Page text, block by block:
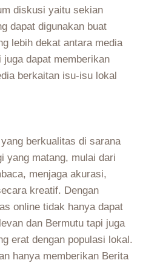
diskusi yaitu sekian
dapat digunakan buat
lebih dekat antara media
dapat memberikan
berkaitan isu-isu lokal
berkualitas di sarana
yang matang, mulai dari
menjaga akurasi,
kreatif. Dengan
online tidak hanya dapat
dan Bermutu tapi juga
erat dengan populasi lokal.
hanya memberikan Berita